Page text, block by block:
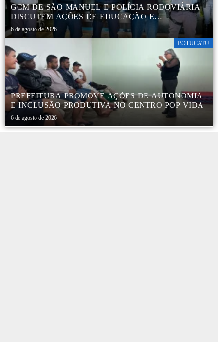
GCM DE SÃO MANUEL E POLÍCIA RODOVIÁRIA
DISCUTEM AÇÕES DE EDUCAÇÃO E
SEGURANÇA NO TRÂNSITO
6 de agosto de 2026
BOTUCATU
PREFEITURA PROMOVE AÇÕES DE AUTONOMIA
E INCLUSÃO PRODUTIVA NO CENTRO POP VIDA
6 de agosto de 2026